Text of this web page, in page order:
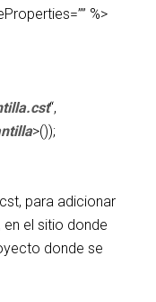
%>
.cst“,
>());
para adicionar
en el sitio donde
donde se